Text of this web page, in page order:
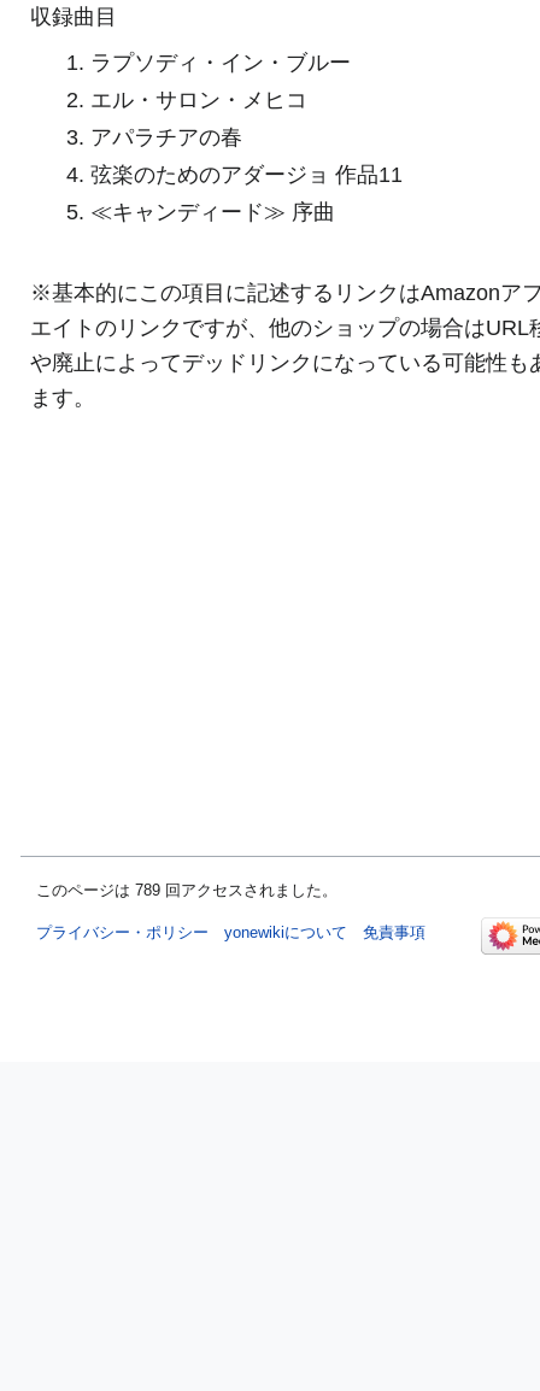
収録曲目
1. ラプソディ・イン・ブルー
2. エル・サロン・メヒコ
3. アパラチアの春
4. 弦楽のためのアダージョ 作品11
5. ≪キャンディード≫ 序曲
※基本的にこの項目に記述するリンクはAmazonア
エイトのリンクですが、他のショップの場合はURL
や廃止によってデッドリンクになっている可能性も
ます。
このページは 789 回アクセスされました。
プライバシー・ポリシー yonewikiについて 免責事項